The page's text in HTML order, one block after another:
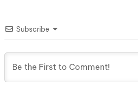
Subscribe